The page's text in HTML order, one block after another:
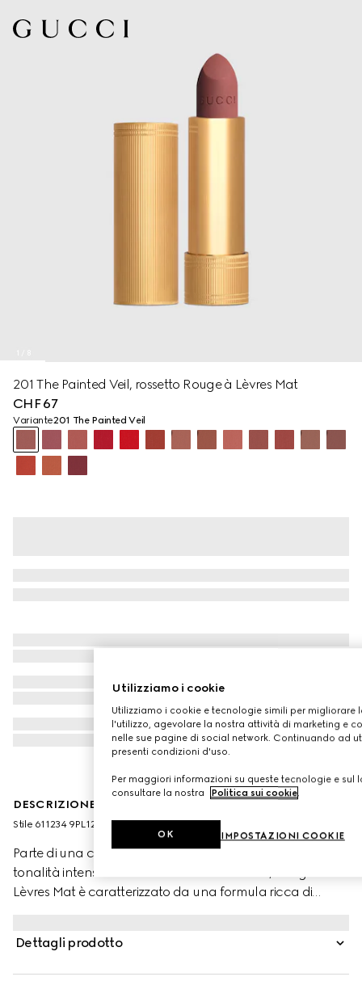
201 The Painted Veil, rossetto Rouge à Lèvres Mat
CHF 67
Variante201 The Painted Veil
DESCRIZIONE DEL PRODOTTO
Stile ‎611234 9PL12 9201
Parte di una collezione di rossetti a lunga tenuta, dalle
tonalità intense e dal finish morbido e matte, Rouge à
Lèvres Mat è caratterizzato da una formula ricca di
direzione creativa della Maison e ispirate al glamour
Dettagli prodotto
Utilizziamo i cookie
Utilizziamo i cookie e tecnologie simili per migliorare
l'utilizzo, agevolare la nostra attività di marketing e
nelle sue pagine di social network. Continuando ad
presenti condizioni d'uso.
Per maggiori informazioni su queste tecnologie e sul
consultare la nostra
Politica sui cookie
IMPOSTAZIONI COOKIE
OK